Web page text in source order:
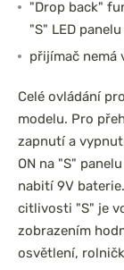
"Drop back"
"S" LED
přijímač nemá
Celé ovládání
modelu. Pro
zapnutí a
ON na "S"
nabití 9V
citlivosti "S" je
zobrazením
osvětlení,